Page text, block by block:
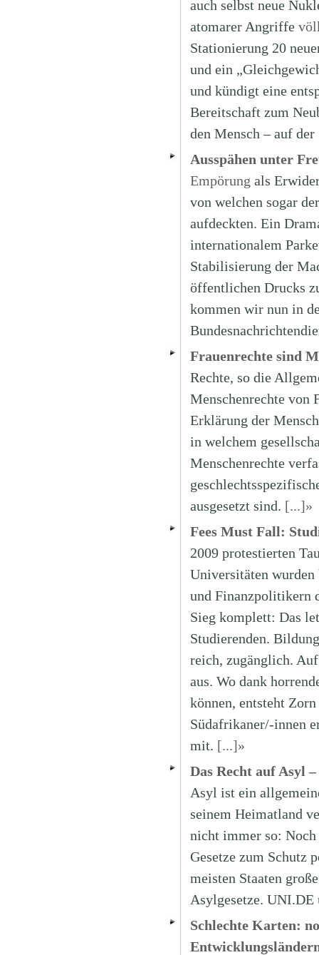
auch selbst neue
atomarer Angriffe
Stationierung 20
und ein
und kündigt eine
Bereitschaft zum
den Mensch – auf
Ausspähen unter
Empörung als
von welchen sogar
aufdeckten. Ein
internationalem
Stabilisierung der
öffentlichen Drucks
kommen wir nun in
Frauenrechte sind
Rechte, so die
Menschenrechte von
Erklärung der
in welchem
Menschenrechte
ausgesetzt sind. [...]»
Fees Must Fall:
2009 protestierten
Universitäten
und Finanzpolitikern
Sieg komplett: Das
Studierenden.
reich, zugänglich.
aus. Wo dank
können, entsteht
Südafrikaner/-innen
mit. [...]»
Das Recht auf Asyl
Asyl ist ein
seinem Heimatland
nicht immer so: Noch
Gesetze zum Schutz
meisten Staaten
Asylgesetze.
Schlechte Karten: